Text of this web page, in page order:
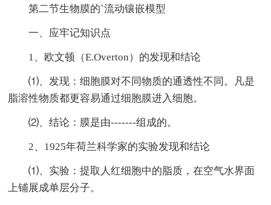
第二节生物膜的`流动镶嵌模型
一、应牢记知识点
1、欧文顿（E.Overton）的发现和结论
⑴、发现：细胞膜对不同物质的通透性不同。凡是
脂溶性物质都更容易通过细胞膜进入细胞。
⑵、结论：膜是由-------组成的。
2、1925年荷兰科学家的实验发现和结论
⑴、实验：提取人红细胞中的脂质，在空气水界面
上铺展成单层分子。